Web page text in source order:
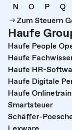
N
O P Q
Zum Steuern
Haufe
Haufe People
Haufe
Haufe HR-
Haufe Digitale
Haufe
Smartsteuer
Schäffer-